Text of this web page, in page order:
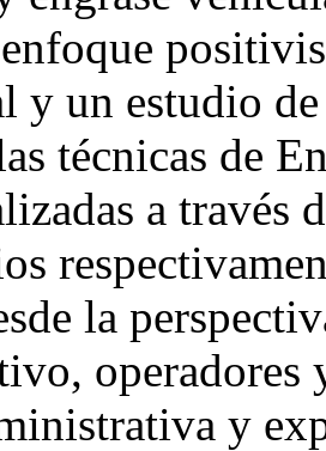
y un estudio
técnicas de
a través
la
operadores
y